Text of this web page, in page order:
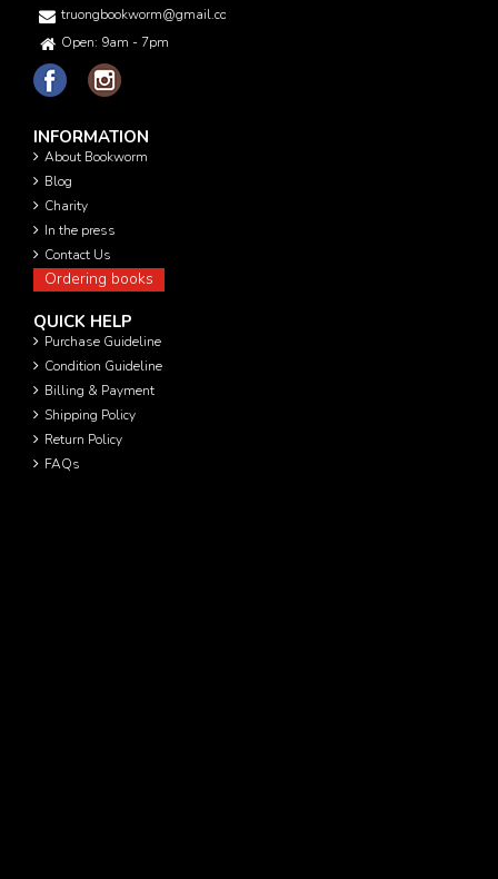
truongbookworm@gmail.com
Open: 9am - 7pm
INFORMATION
About Bookworm
Blog
Charity
In the press
Contact Us
Ordering books
QUICK HELP
Purchase Guideline
Condition Guideline
Billing & Payment
Shipping Policy
Return Policy
FAQs